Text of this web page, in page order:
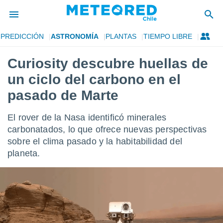
de
por
la
calidad.
a este
las
digital
basada
PREDICCIÓN ASTRONOMÍA PLANTAS TIEMPO LIBRE
Curiosity descubre huellas de
un ciclo del carbono en el
pasado de Marte
El rover de la Nasa identificó minerales
carbonatados, lo que ofrece nuevas perspectivas
sobre el clima pasado y la habitabilidad del
planeta.